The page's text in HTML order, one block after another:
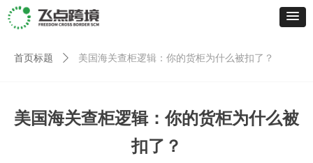
首页标题 ꄲ 美国海关查柜逻辑：你的货柜为什么被扣了？
美国海关查柜逻辑：你的货柜为什么被
扣了？